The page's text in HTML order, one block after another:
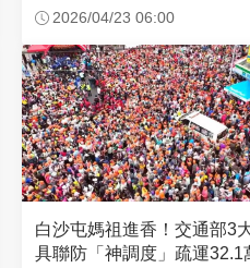
2026/04/23 06:00
白沙屯媽祖進香！交通部3
具聯防「神調度」疏運32.1